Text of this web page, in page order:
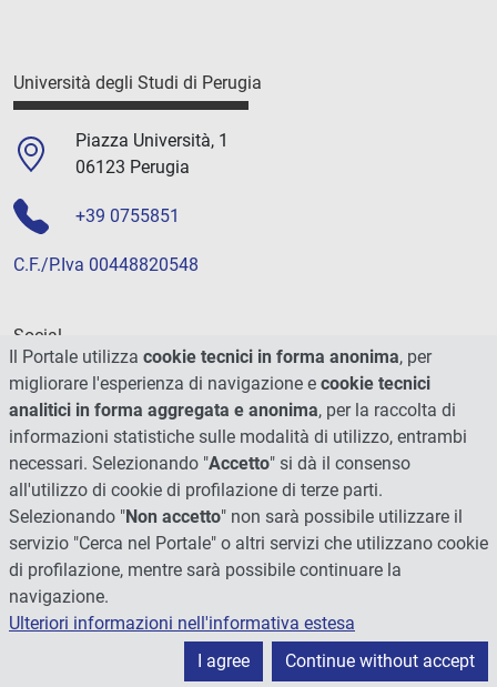
Università degli Studi di Perugia
Piazza Università, 1
06123 Perugia
+39 0755851
C.F./P.Iva 00448820548
Social
© 2026 - Università degli Studi di Perugia
Il Portale utilizza cookie tecnici in forma anonima, per
migliorare l'esperienza di navigazione e cookie tecnici
analitici in forma aggregata e anonima, per la raccolta di
informazioni statistiche sulle modalità di utilizzo, entrambi
necessari. Selezionando "Accetto" si dà il consenso
all'utilizzo di cookie di profilazione di terze parti.
Selezionando "Non accetto" non sarà possibile utilizzare il
servizio "Cerca nel Portale" o altri servizi che utilizzano cookie
di profilazione, mentre sarà possibile continuare la
navigazione.
Ulteriori informazioni nell'informativa estesa
I agree
Continue without accept